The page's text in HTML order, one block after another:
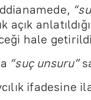
hale
“suç unsuru”
ifadesine